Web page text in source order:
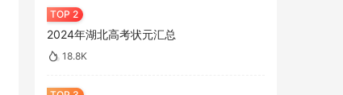
2024年湖北高考状元汇总
18.8K